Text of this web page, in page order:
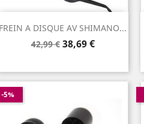
A DISQUE AV SHIMANO...
Prix
42,99 € Prix
38,69 €
-5%